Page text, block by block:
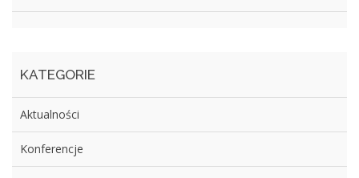
KATEGORIE
Aktualności
Konferencje